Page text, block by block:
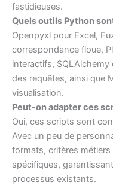
fastidieuses.
Quels outils Python
Openpyxl pour Excel,
correspondance floue,
interactifs, SQLAlchemy
des requêtes, ainsi que
visualisation.
Peut-on adapter ces
Oui, ces scripts sont
Avec un peu de
formats, critères
spécifiques,
processus existants.